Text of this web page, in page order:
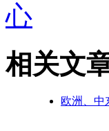
心
相关文
欧洲、中